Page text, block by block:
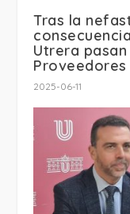
Tras la
Utrera
Proveedores
2025-06-11